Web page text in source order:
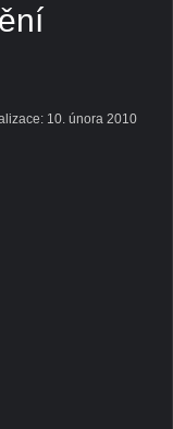
10. února 2010